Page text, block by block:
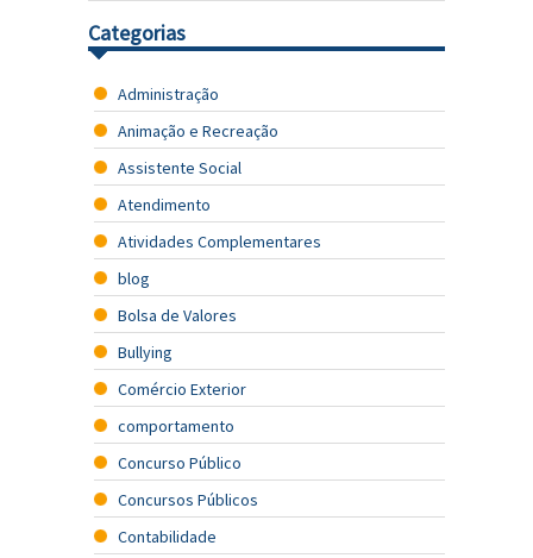
Categorias
Administração
Animação e Recreação
Assistente Social
Atendimento
Atividades Complementares
blog
Bolsa de Valores
Bullying
Comércio Exterior
comportamento
Concurso Público
Concursos Públicos
Contabilidade